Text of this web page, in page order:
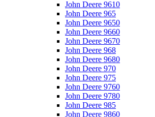
John Deere 9610
John Deere 965
John Deere 9650
John Deere 9660
John Deere 9670
John Deere 968
John Deere 9680
John Deere 970
John Deere 975
John Deere 9760
John Deere 9780
John Deere 985
John Deere 9860